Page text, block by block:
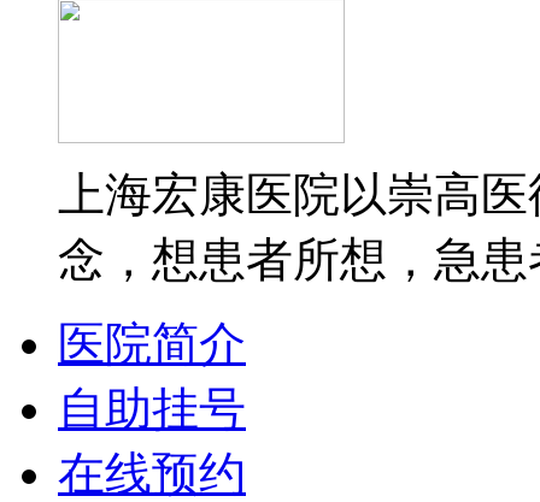
上海宏康医院以崇高
念，想患者所想，急
医院简介
自助挂号
在线预约